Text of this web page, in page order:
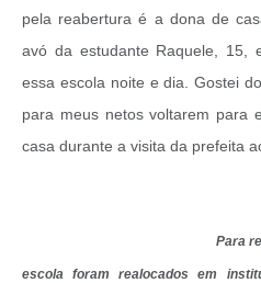
pela reabertura é a dona de
avó da estudante Raquele, 15,
essa escola noite e dia. Gostei
para meus netos voltarem para
casa durante a visita da prefeita
Para realizar a
escola foram realocados em